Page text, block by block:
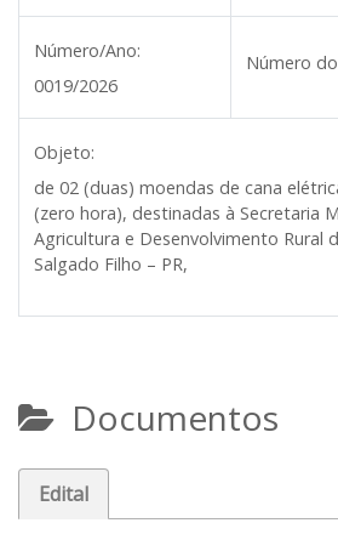
Número/Ano:
0019/2026
Número
Objeto:
de 02 (duas) moendas de cana
(zero hora), destinadas à Secretaria
Agricultura e Desenvolvimento Rural
Salgado Filho – PR,
Documentos
Edital